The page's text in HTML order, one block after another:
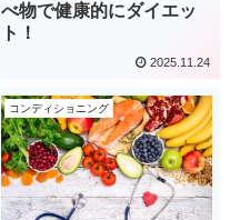
べ物で健康的にダイエッ
ト！
2025.11.24
コンディショニング